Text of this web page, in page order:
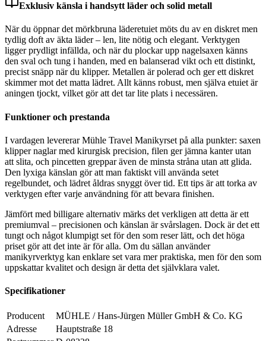
Exklusiv känsla i handsytt läder och solid metall
När du öppnar det mörkbruna läderetuiet möts du av en diskret men
tydlig doft av äkta läder – len, lite nötig och elegant. Verktygen
ligger prydligt infällda, och när du plockar upp nagelsaxen känns
den sval och tung i handen, med en balanserad vikt och ett distinkt,
precist snäpp när du klipper. Metallen är polerad och ger ett diskret
skimmer mot det matta lädret. Allt känns robust, men själva etuiet är
aningen tjockt, vilket gör att det tar lite plats i necessären.
Funktioner och prestanda
I vardagen levererar Mühle Travel Manikyrset på alla punkter: saxen
klipper naglar med kirurgisk precision, filen ger jämna kanter utan
att slita, och pincetten greppar även de minsta stråna utan att glida.
Den lyxiga känslan gör att man faktiskt vill använda setet
regelbundet, och lädret åldras snyggt över tid. Ett tips är att torka av
verktygen efter varje användning för att bevara finishen.
Jämfört med billigare alternativ märks det verkligen att detta är ett
premiumval – precisionen och känslan är svårslagen. Dock är det ett
tungt och något klumpigt set för den som reser lätt, och det höga
priset gör att det inte är för alla. Om du sällan använder
manikyrverktyg kan enklare set vara mer praktiska, men för den som
uppskattar kvalitet och design är detta det självklara valet.
Specifikationer
Producent
MÜHLE / Hans-Jürgen Müller GmbH & Co. KG
Adresse
Hauptstraße 18